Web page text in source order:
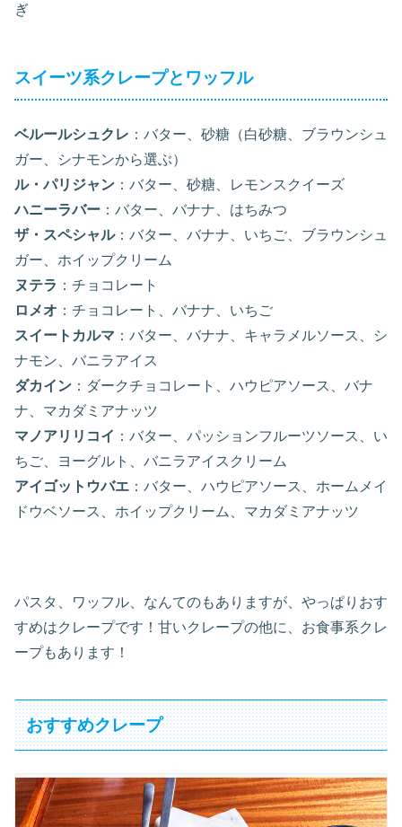
ぎ
スイーツ系クレープとワッフル
ベルールシュクレ ：バター、砂糖（白砂糖、ブラウンシュ
ガー、シナモンから選ぶ）
ル・パリジャン ：バター、砂糖、レモンスクイーズ
ハニーラバー ：バター、バナナ、はちみつ
ザ・スペシャル：バター、バナナ、いちご、ブラウンシュ
ガー、ホイップクリーム
ヌテラ ：チョコレート
ロメオ ：チョコレート、バナナ、いちご
スイートカルマ ：バター、バナナ、キャラメルソース、シ
ナモン、バニラアイス
ダカイン ：ダークチョコレート、ハウピアソース、バナ
ナ、マカダミアナッツ
マノアリリコイ ：バター、パッションフルーツソース、い
ちご、ヨーグルト、バニラアイスクリーム
アイゴットウバエ ：バター、ハウピアソース、ホームメイ
ドウベソース、ホイップクリーム、マカダミアナッツ
パスタ、ワッフル、なんてのもありますが、やっぱりおす
すめはクレープです！甘いクレープの他に、お食事系クレ
ープもあります！
おすすめクレープ